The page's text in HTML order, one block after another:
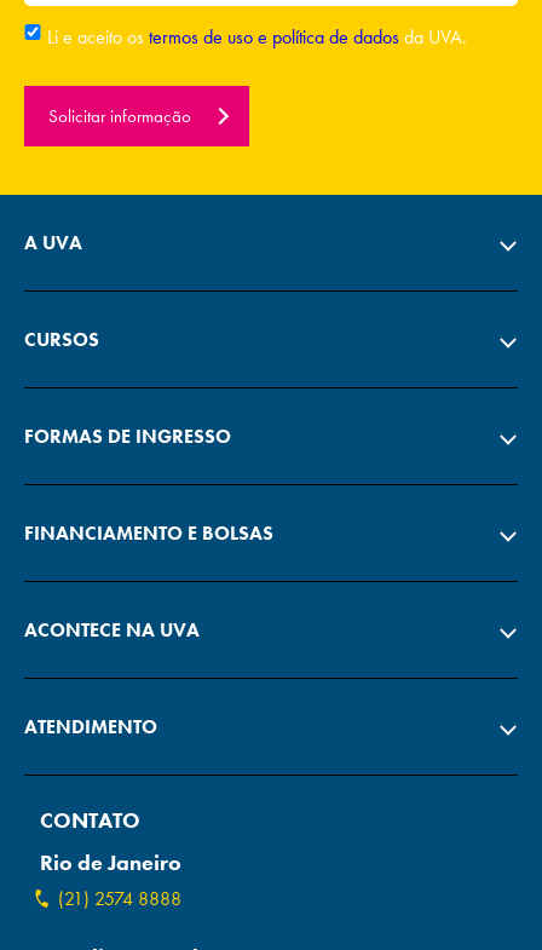
Li e aceito ostermos de uso e política de dadosda UVA.
Solicitar informação
A UVA
CURSOS
FORMAS DE INGRESSO
FINANCIAMENTO E BOLSAS
ACONTECE NA UVA
ATENDIMENTO
CONTATO
Rio de Janeiro
(21) 2574 8888